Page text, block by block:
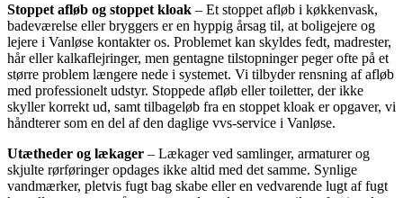
Stoppet afløb og stoppet kloak – Et stoppet afløb i køkkenvask,
badeværelse eller bryggers er en hyppig årsag til, at boligejere og
lejere i Vanløse kontakter os. Problemet kan skyldes fedt, madrester,
hår eller kalkaflejringer, men gentagne tilstopninger peger ofte på et
større problem længere nede i systemet. Vi tilbyder rensning af afløb
med professionelt udstyr. Stoppede afløb eller toiletter, der ikke
skyller korrekt ud, samt tilbageløb fra en stoppet kloak er opgaver, vi
håndterer som en del af den daglige vvs-service i Vanløse.
Utætheder og lækager – Lækager ved samlinger, armaturer og
skjulte rørføringer opdages ikke altid med det samme. Synlige
vandmærker, pletvis fugt bag skabe eller en vedvarende lugt af fugt